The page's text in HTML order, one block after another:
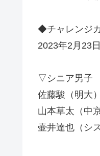
◆チャレンジ
2023年2月23
▽シニア男子
佐藤駿（明大）
山本草太（中
壷井達也（シ